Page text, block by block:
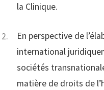
la Clinique.
En perspective de
international
sociétés
matière de droits de